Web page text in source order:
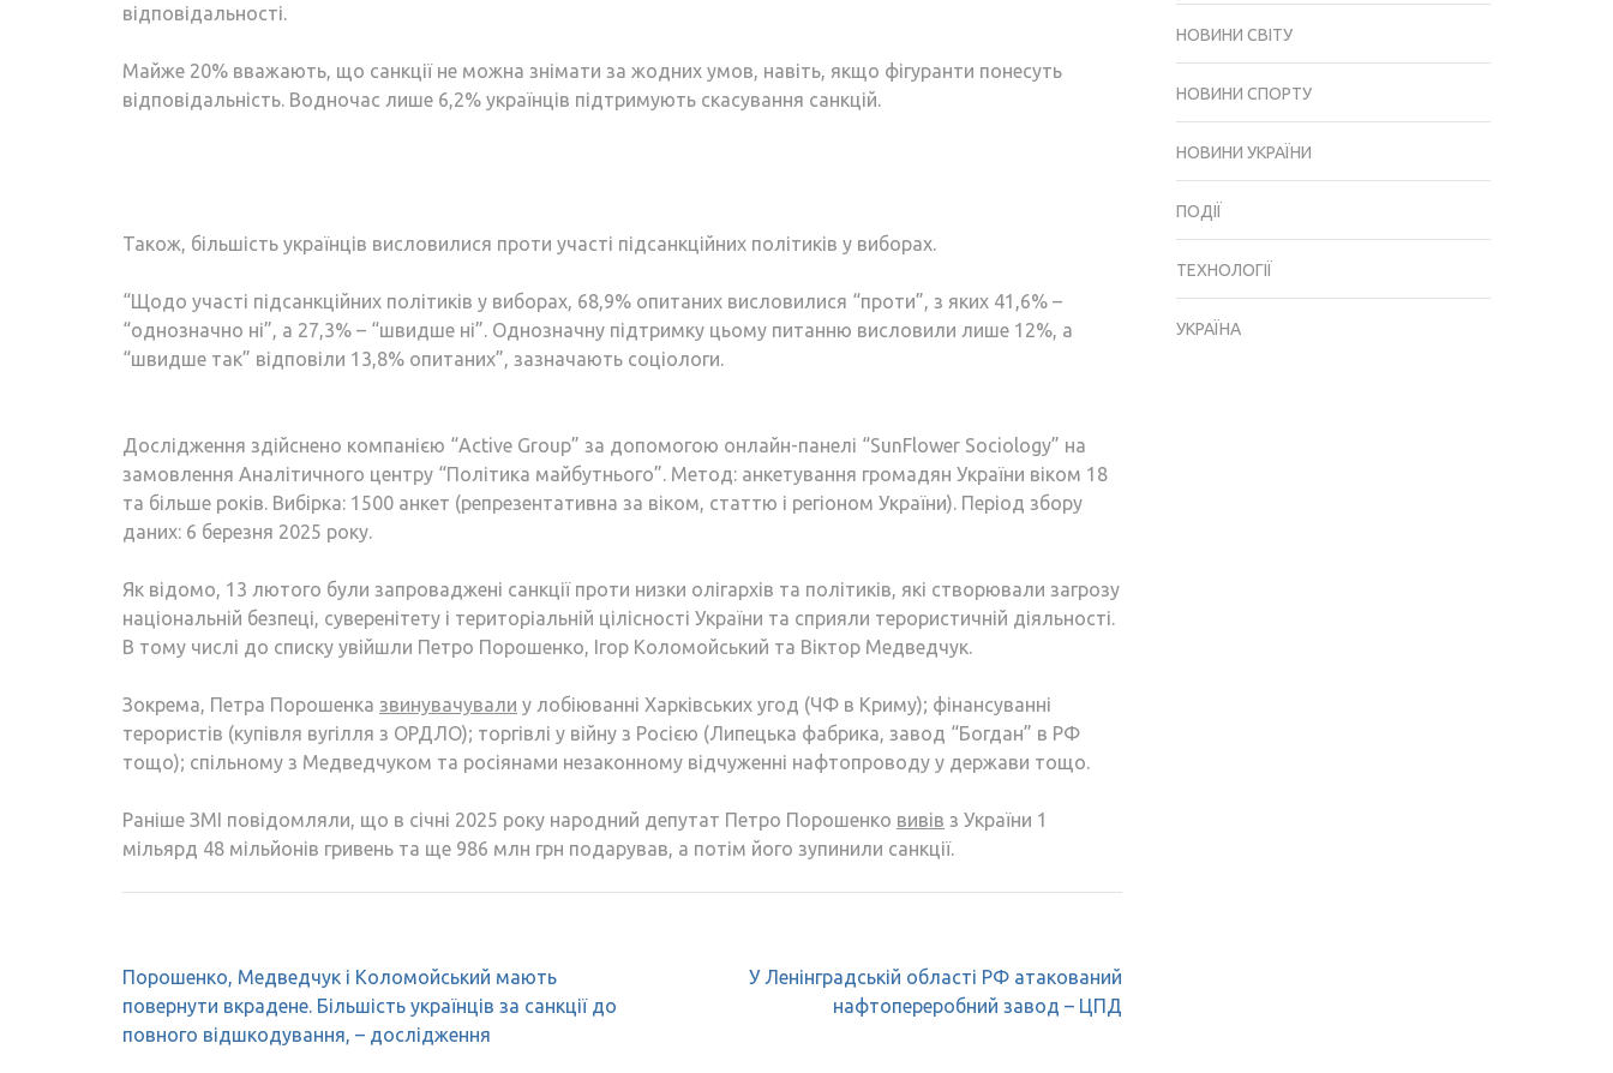
відповідальності.
Майже 20% вважають, що санкції не можна знімати за жодних умов, навіть, якщо фігуранти понесуть
відповідальність. Водночас лише 6,2% українців підтримують скасування санкцій.
Також, більшість українців висловилися проти участі підсанкційних політиків у виборах.
“Щодо участі підсанкційних політиків у виборах, 68,9% опитаних висловилися “проти”, з яких 41,6% –
“однозначно ні”, а 27,3% – “швидше ні”. Однозначну підтримку цьому питанню висловили лише 12%, а
“швидше так” відповіли 13,8% опитаних”, зазначають соціологи.
Дослідження здійснено компанією “Active Group” за допомогою онлайн-панелі “SunFlower Sociology” на
замовлення Аналітичного центру “Політика майбутнього”. Метод: анкетування громадян України віком 18
та більше років. Вибірка: 1500 анкет (репрезентативна за віком, статтю і регіоном України). Період збору
даних: 6 березня 2025 року.
Як відомо, 13 лютого були запроваджені санкції проти низки олігархів та політиків, які створювали загрозу
національній безпеці, суверенітету і територіальній цілісності України та сприяли терористичній діяльності.
В тому числі до списку увійшли Петро Порошенко, Ігор Коломойський та Віктор Медведчук.
Зокрема, Петра Порошенка звинувачували у лобіюванні Харківських угод (ЧФ в Криму); фінансуванні
терористів (купівля вугілля з ОРДЛО); торгівлі у війну з Росією (Липецька фабрика, завод “Богдан” в РФ
тощо); спільному з Медведчуком та росіянами незаконному відчуженні нафтопроводу у держави тощо.
Раніше ЗМІ повідомляли, що в січні 2025 року народний депутат Петро Порошенко вивів з України 1
мільярд 48 мільйонів гривень та ще 986 млн грн подарував, а потім його зупинили санкції.
Навігація
записів
Порошенко, Медведчук і Коломойський мають
повернути вкрадене. Більшість українців за санкції до
повного відшкодування, – дослідження
У Ленінградській області РФ атакований
нафтопереробний завод – ЦПД
НОВИНИ СВІТУ
НОВИНИ СПОРТУ
НОВИНИ УКРАЇНИ
ПОДІЇ
ТЕХНОЛОГІЇ
УКРАЇНА